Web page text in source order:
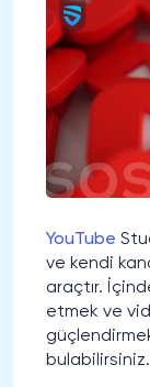
YouTube
ve kendi
araçtır.
etmek ve
bulabilirsiniz.